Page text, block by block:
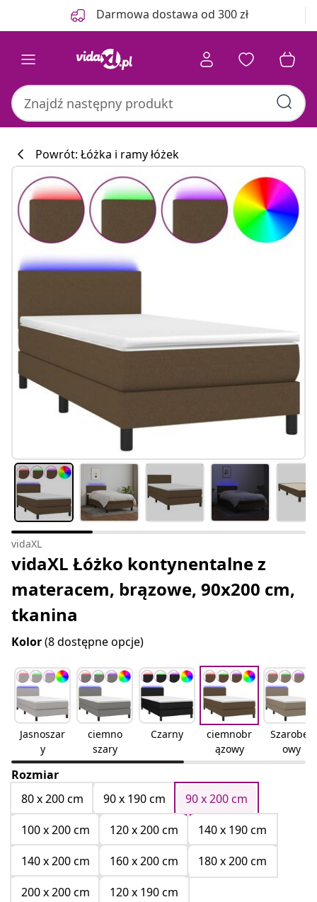
Darmowa dostawa od 300 zł
Powrót: Łóżka i ramy łóżek
vidaXL
vidaXL Łóżko kontynentalne z
materacem, brązowe, 90x200 cm,
tkanina
Kolor(8 dostępne opcje)
Jasnoszar
y
ciemno
szary
Czarny
ciemnobr
ązowy
Szarobeż
owy
Rozmiar
80 x 200 cm
90 x 190 cm
90 x 200 cm
100 x 200 cm
120 x 200 cm
140 x 190 cm
140 x 200 cm
160 x 200 cm
180 x 200 cm
200 x 200 cm
120 x 190 cm